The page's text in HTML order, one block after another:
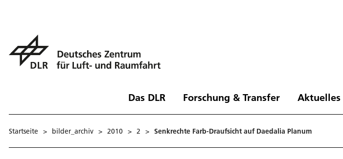
Das DLR Forschung & Transfer Aktuelles
Startseite > bilder_archiv > 2010 > 2 > Senkrechte Farb-Draufsicht auf Daedalia Planum